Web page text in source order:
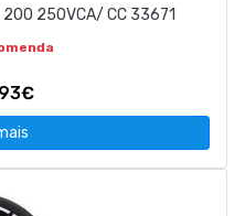
200 250VCA/ CC 33671